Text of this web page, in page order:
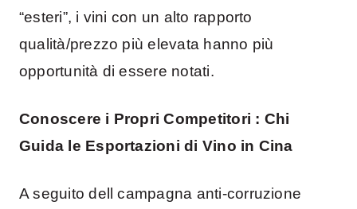
“esteri”, i vini con un alto rapporto
qualità/prezzo più elevata hanno più
opportunità di essere notati.
Conoscere i Propri Competitori : Chi
Guida le Esportazioni di Vino in Cina
A seguito dell campagna anti-corruzione